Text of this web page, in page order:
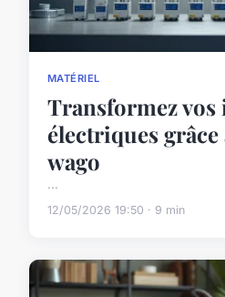
MATÉRIEL
Transformez
électriques
wago
...
12/05/2026 19:50 · 9 min